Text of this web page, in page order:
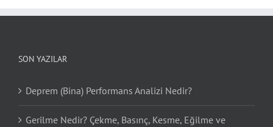
SON YAZILAR
Deprem (Bina) Performans Analizi Nedir?
Gerilme Nedir? Çekme, Basınç, Kesme, Eğilme ve